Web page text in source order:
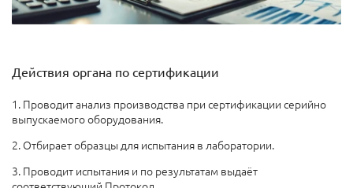
Действия органа по сертификации
1. Проводит анализ производства при сертификации серийно
выпускаемого оборудования.
2. Отбирает образцы для испытания в лаборатории.
3. Проводит испытания и по результатам выдаёт